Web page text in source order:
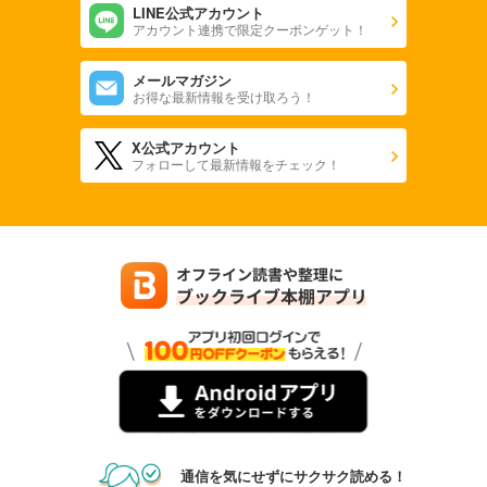
LINE公式アカウント
アカウント連携で限定クーポンゲット！
メールマガジン
お得な最新情報を受け取ろう！
X公式アカウント
フォローして最新情報をチェック！
通信を気にせずにサクサク読める！